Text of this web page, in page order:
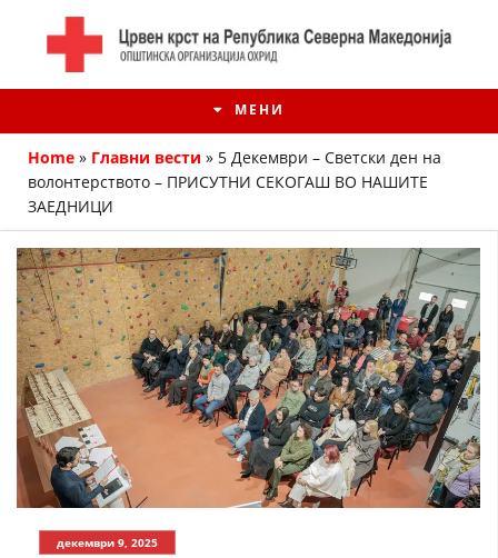
МЕНИ
ИСТОРИЈАТ НА ЦКРМ
ИСТОРИЈАТ НА ДВИЖЕЊЕТО
СТРУКТУРА НА ОРГАНИЗАЦИЈАТА
Home » Главни вести » 5 Декември – Светски ден на
волонтерството – ПРИСУТНИ СЕКОГАШ ВО НАШИТЕ
ЗАЕДНИЦИ
декември 9, 2025